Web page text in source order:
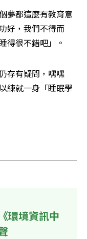
夢都這麼有教育意
好，我們不得而
得很不錯吧」。
存有疑問，嘿嘿
練就一身「睡眠學
環境資訊中